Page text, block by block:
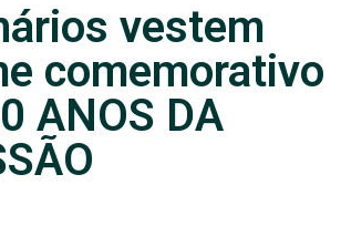
vestem
comemorativo
ANOS DA